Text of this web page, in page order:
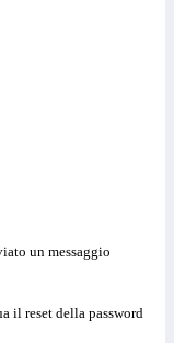
un messaggio
il reset della password